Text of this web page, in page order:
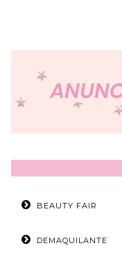
BEAUTY FAIR
DEMAQUILANTE